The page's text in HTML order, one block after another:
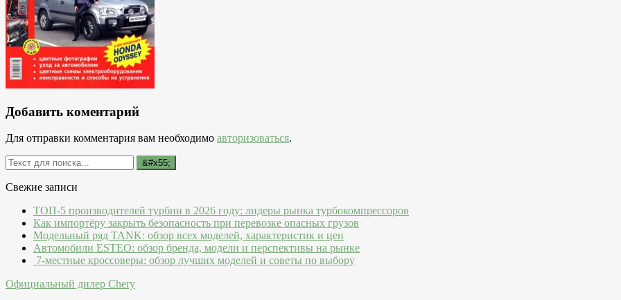
Добавить коментарий
Для отправки комментария вам необходимо авторизоваться.
Свежие записи
ТОП-5 производителей турбин в 2026 году: лидеры рынка турбокомпрессоров
Как импортёру закрыть безопасность при перевозке опасных грузов
Модельный ряд TANK: обзор всех моделей, характеристик и цен
Автомобили ESTEO: обзор бренда, модели и перспективы на рынке
7-местные кроссоверы: обзор лучших моделей и советы по выбору
Официальный дилер Chery